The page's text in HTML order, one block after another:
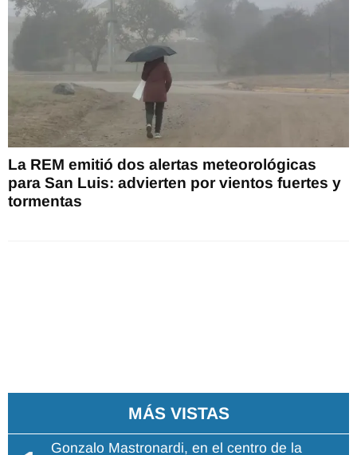
La REM emitió dos alertas meteorológicas
para San Luis: advierten por vientos fuertes y
tormentas
MÁS VISTAS
Gonzalo Mastronardi, en el centro de la